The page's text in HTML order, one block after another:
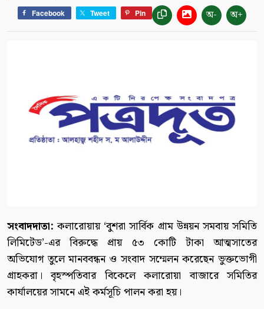
Facebook Tweet Pin অ- অ+
সংবাদদাতা: কলারোয়ায় ‘বুশরা সার্বিক গ্রাম উন্নয়ন সমবায় সমিতি
লিমিটেড’-এর বিরুদ্ধে প্রায় ৫৩ কোটি টাকা আত্মসাতের
অভিযোগ তুলে মানববন্ধন ও সংবাদ সম্মেলন করেছেন ভুক্তভোগী
গ্রাহকরা। বৃহস্পতিবার বিকেলে কলারোয়া বাজারে সমিতির
কার্যালয়ের সামনে এই কর্মসূচি পালন করা হয়।